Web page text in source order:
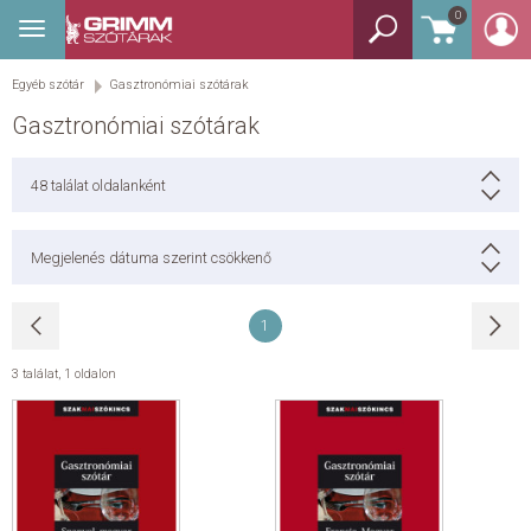
0
Toggle
navigation
Egyéb szótár Gasztronómiai szótárak
Gasztronómiai szótárak
48 találat oldalanként
Megjelenés dátuma szerint csökkenő
1
3 találat, 1 oldalon
BEJELENTKEZÉS
TANULÓSZÓTÁR
KÉZISZÓTÁR
EGYÉB SZÓTÁR
SEGÍTHETEK?
HÍREK